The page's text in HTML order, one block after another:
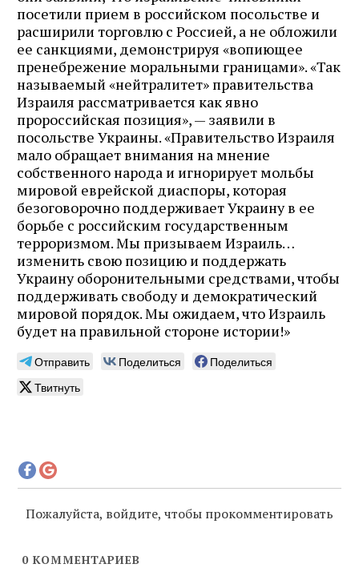
посетили прием в российском посольстве и
расширили торговлю с Россией, а не обложили
ее санкциями, демонстрируя «вопиющее
пренебрежение моральными границами». «Так
называемый «нейтралитет» правительства
Израиля рассматривается как явно
пророссийская позиция», — заявили в
посольстве Украины. «Правительство Израиля
мало обращает внимания на мнение
собственного народа и игнорирует мольбы
мировой еврейской диаспоры, которая
безоговорочно поддерживает Украину в ее
борьбе с российским государственным
терроризмом. Мы призываем Израиль…
изменить свою позицию и поддержать
Украину оборонительными средствами, чтобы
поддерживать свободу и демократический
мировой порядок. Мы ожидаем, что Израиль
будет на правильной стороне истории!»
Отправить Поделиться
Поделиться
Твитнуть
Пожалуйста, войдите, чтобы прокомментировать
0 КОММЕНТАРИЕВ